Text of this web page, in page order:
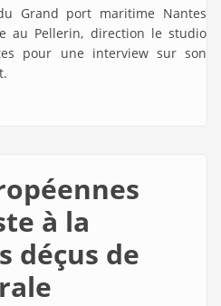
Grand port maritime Nantes
au Pellerin, direction le studio
pour une interview sur son
à la
déçus de